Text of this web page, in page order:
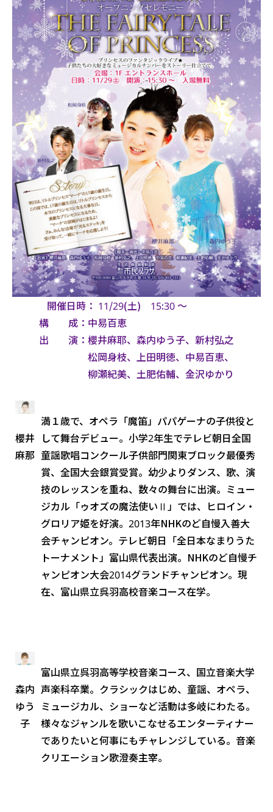
開催日時： 11/29(土) 15:30 ～
構 成：中易百恵
出 演：櫻井麻耶、森内ゆう子、新村弘之
松岡身枝、上田明徳、中易百恵、
柳瀬紀美、土肥佑輔、金沢ゆかり
櫻井
麻那
満１歳で、オペラ「魔笛」パパゲーナの子供役と
して舞台デビュー。小学2年生でテレビ朝日全国
童謡歌唱コンクール子供部門関東ブロック最優秀
賞、全国大会銀賞受賞。幼少よりダンス、歌、演
技のレッスンを重ね、数々の舞台に出演。ミュー
ジカル「ゥオズの魔法使いⅡ」では、ヒロイン・
グロリア姫を好演。2013年NHKのど自慢入善大
会チャンピオン。テレビ朝日「全日本なまりうた
トーナメント」富山県代表出演。NHKのど自慢チ
ャンピオン大会2014グランドチャンピオン。現
在、富山県立呉羽高校音楽コース在学。
森内
ゆう
子
富山県立呉羽高等学校音楽コース、国立音楽大学
声楽科卒業。クラシックはじめ、童謡、オペラ、
ミュージカル、ショーなど活動は多岐にわたる。
様々なジャンルを歌いこなせるエンターティナー
でありたいと何事にもチャレンジしている。音楽
クリエーション歌澄奏主宰。